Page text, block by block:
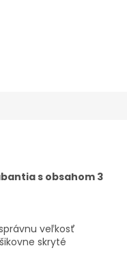
s obsahom 3
veľkosť
skryté